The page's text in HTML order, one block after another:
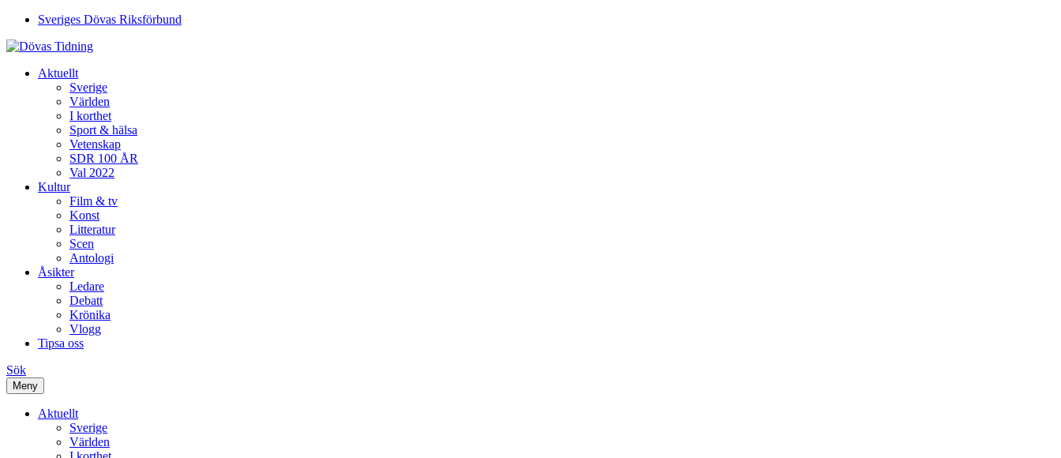
Sveriges Dövas Riksförbund
Aktuellt
Sverige
Världen
I korthet
Sport & hälsa
Vetenskap
SDR 100 ÅR
Val 2022
Kultur
Film & tv
Konst
Litteratur
Scen
Antologi
Åsikter
Ledare
Debatt
Krönika
Vlogg
Tipsa oss
Sök
Meny
Aktuellt
Sverige
Världen